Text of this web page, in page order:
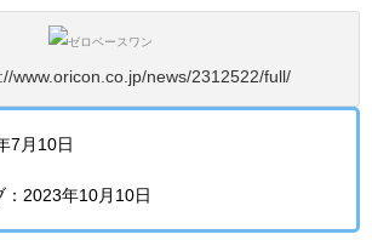
www.oricon.co.jp/news/2312522/full/
7月10日
：2023年10月10日